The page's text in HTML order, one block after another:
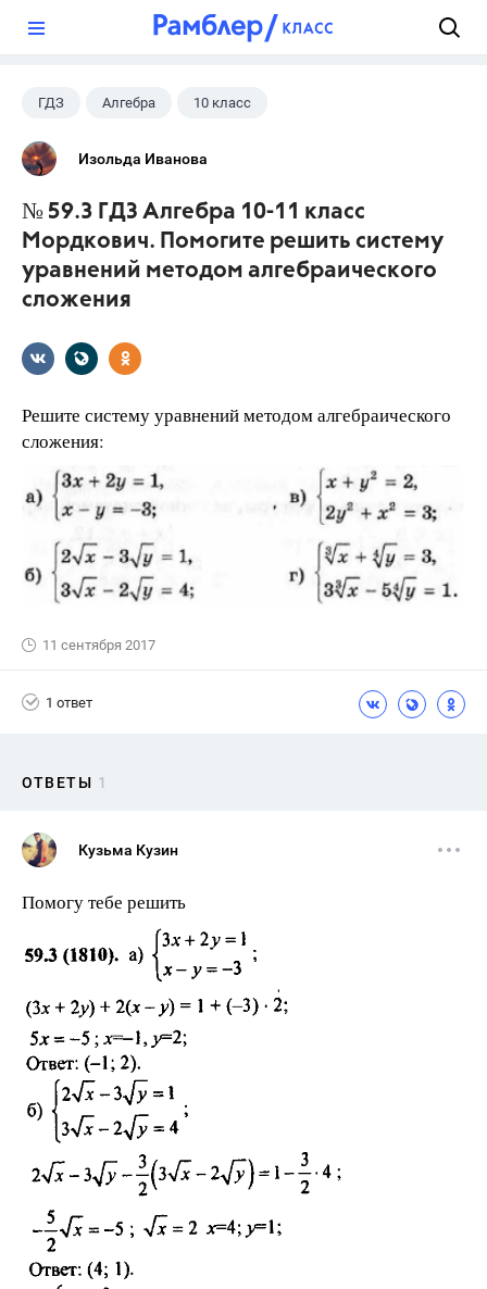
ГДЗ Алгебра 10 класс
11 класс
Изольда Иванова
№ 59.3 ГДЗ Алгебра 10-11 класс
Мордкович. Помогите решить систему
уравнений методом алгебраического
сложения
Решите систему уравнений методом алгебраического
сложения:
11 сентября 2017
1 ответ
ОТВЕТЫ 1
Кузьма Кузин
Помогу тебе решить